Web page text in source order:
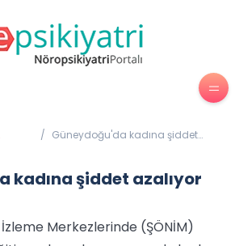
/ Güneydoğu'da kadına şiddet
kadına şiddet azalıyor
Merkezlerinde (ŞÖNİM)